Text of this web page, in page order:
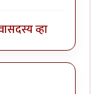
सदस्य व्हा